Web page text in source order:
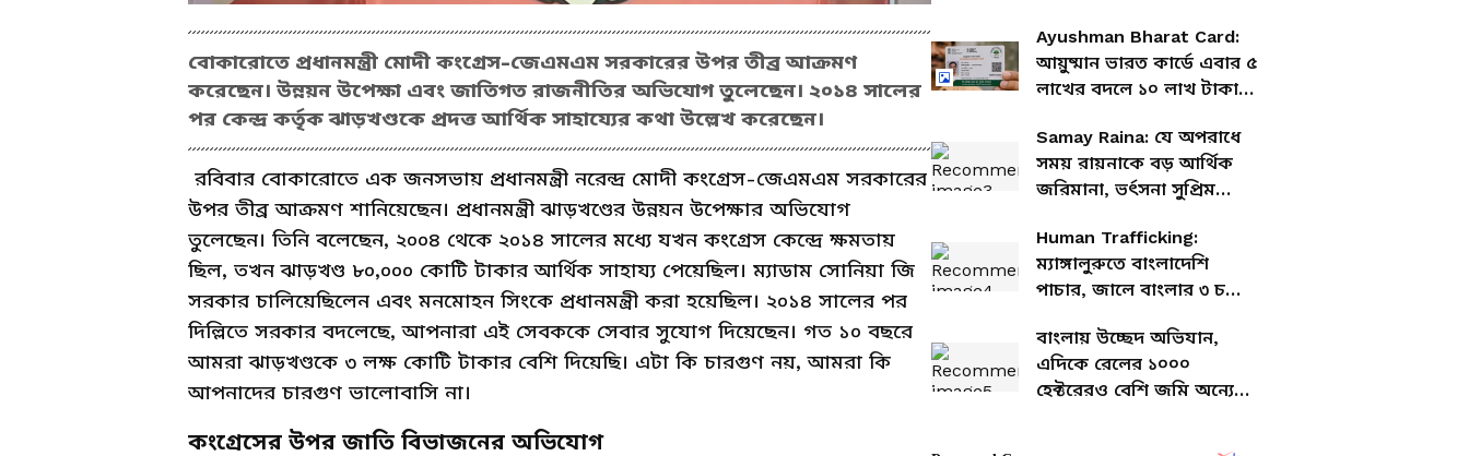
বোকারোতে প্রধানমন্ত্রী মোদী কংগ্রেস-জেএমএম সরকারের উপর তীব্র আক্রমণ
করেছেন। উন্নয়ন উপেক্ষা এবং জাতিগত রাজনীতির অভিযোগ তুলেছেন। ২০১৪ সালের
পর কেন্দ্র কর্তৃক ঝাড়খণ্ডকে প্রদত্ত আর্থিক সাহায্যের কথা উল্লেখ করেছেন।
রবিবার বোকারোতে এক জনসভায় প্রধানমন্ত্রী নরেন্দ্র মোদী কংগ্রেস-জেএমএম সরকারের
উপর তীব্র আক্রমণ শানিয়েছেন। প্রধানমন্ত্রী ঝাড়খণ্ডের উন্নয়ন উপেক্ষার অভিযোগ
তুলেছেন। তিনি বলেছেন, ২০০৪ থেকে ২০১৪ সালের মধ্যে যখন কংগ্রেস কেন্দ্রে ক্ষমতায়
ছিল, তখন ঝাড়খণ্ড ৮০,০০০ কোটি টাকার আর্থিক সাহায্য পেয়েছিল। ম্যাডাম সোনিয়া জি
সরকার চালিয়েছিলেন এবং মনমোহন সিংকে প্রধানমন্ত্রী করা হয়েছিল। ২০১৪ সালের পর
দিল্লিতে সরকার বদলেছে, আপনারা এই সেবককে সেবার সুযোগ দিয়েছেন। গত ১০ বছরে
আমরা ঝাড়খণ্ডকে ৩ লক্ষ কোটি টাকার বেশি দিয়েছি। এটা কি চারগুণ নয়, আমরা কি
আপনাদের চারগুণ ভালোবাসি না।
কংগ্রেসের উপর জাতি বিভাজনের অভিযোগ
Ayushman Bharat Card:
আয়ুষ্মান ভারত কার্ডে এবার ৫
লাখের বদলে ১০ লাখ টাকা
Samay Raina: যে অপরাধে
সময় রায়নাকে বড় আর্থিক
জরিমানা, ভর্ৎসনা সুপ্রিম
Human Trafficking:
ম্যাঙ্গালুরুতে বাংলাদেশি
পাচার, জালে বাংলার ৩ চক্রী,
বাংলায় উচ্ছেদ অভিযান,
এদিকে রেলের ১০০০
হেক্টরেরও বেশি জমি অন্যের